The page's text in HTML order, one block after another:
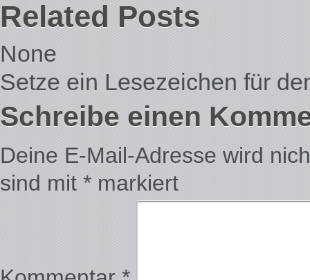
Related Posts
None
Setze ein Lesezeichen für
Schreibe einen
Deine E-Mail-Adresse wird
sind mit * markiert